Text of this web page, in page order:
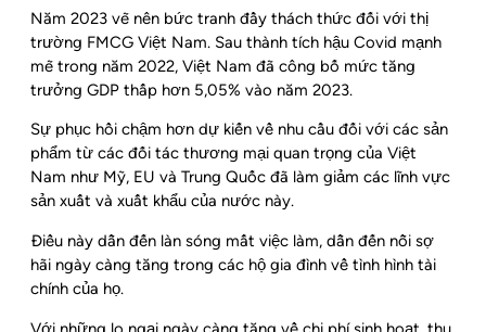
Năm 2023 vẽ nên bức tranh đầy thách thức đối với thị
trường FMCG Việt Nam. Sau thành tích hậu Covid mạnh
mẽ trong năm 2022, Việt Nam đã công bố mức tăng
trưởng GDP thấp hơn 5,05% vào năm 2023.
Sự phục hồi chậm hơn dự kiến về nhu cầu đối với các sản
phẩm từ các đối tác thương mại quan trọng của Việt
Nam như Mỹ, EU và Trung Quốc đã làm giảm các lĩnh vực
sản xuất và xuất khẩu của nước này.
Điều này dẫn đến làn sóng mất việc làm, dẫn đến nỗi sợ
hãi ngày càng tăng trong các hộ gia đình về tình hình tài
chính của họ.